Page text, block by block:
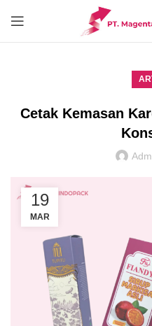
Cetak Kemasan
19
MAR